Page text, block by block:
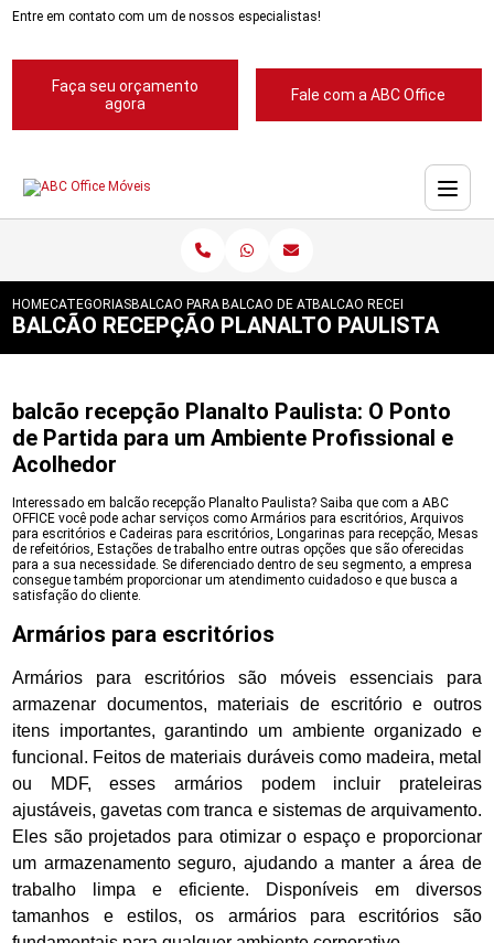
Entre em contato com um de nossos especialistas!
Faça seu orçamento
agora
Fale com a ABC Office
HOMECATEGORIASBALCAO PARA RECEPCAOBALCAO DE ATENDIMENTO RECEPCAO
BALCAO RECEPCAO
BALCÃO RECEPÇÃO PLANALTO PAULISTA
balcão recepção Planalto Paulista: O Ponto
de Partida para um Ambiente Profissional e
Acolhedor
Interessado em balcão recepção Planalto Paulista? Saiba que com a ABC
OFFICE você pode achar serviços como Armários para escritórios, Arquivos
para escritórios e Cadeiras para escritórios, Longarinas para recepção, Mesas
de refeitórios, Estações de trabalho entre outras opções que são oferecidas
para a sua necessidade. Se diferenciado dentro de seu segmento, a empresa
consegue também proporcionar um atendimento cuidadoso e que busca a
satisfação do cliente.
Armários para escritórios
Armários para escritórios são móveis essenciais para
armazenar documentos, materiais de escritório e outros
itens importantes, garantindo um ambiente organizado e
funcional. Feitos de materiais duráveis como madeira, metal
ou MDF, esses armários podem incluir prateleiras
ajustáveis, gavetas com tranca e sistemas de arquivamento.
Eles são projetados para otimizar o espaço e proporcionar
um armazenamento seguro, ajudando a manter a área de
trabalho limpa e eficiente. Disponíveis em diversos
tamanhos e estilos, os armários para escritórios são